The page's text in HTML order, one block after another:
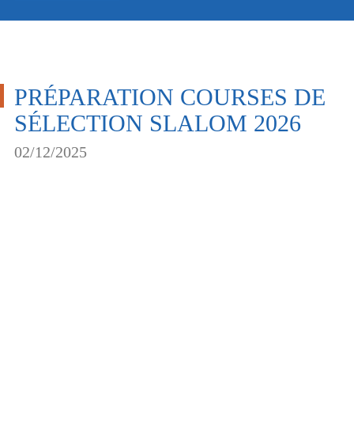
PRÉPARATION COURSES DE
SÉLECTION SLALOM 2026
02/12/2025